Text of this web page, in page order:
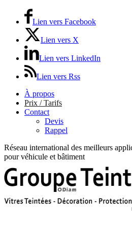
Lien vers Facebook
Lien vers X
Lien vers LinkedIn
Lien vers Rss
À propos
Prix / Tarifs
Contact
Devis
Rappel
Réseau international des meilleurs
pour véhicule et bâtiment